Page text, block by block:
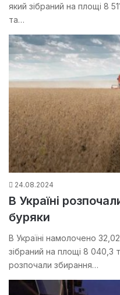
який зібраний на площі 8
та…
24.08.2024
В Україні
буряки
В Україні намолочено
зібраний на площі 8 040,3
розпочали збирання…